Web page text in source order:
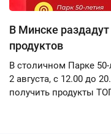
В Минске
продуктов
В столичном Парке
2 августа, с 12.00 до
получить продукты